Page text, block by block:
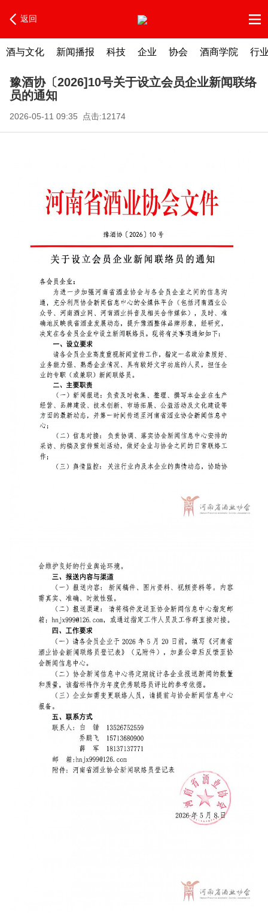
返回
酒与文化 新闻播报 科技 企业 协会 酒商学院 行
豫酒协〔2026]10号关于设立会员企业新闻联络
员的通知
2026-05-11 09:35 点击:12174